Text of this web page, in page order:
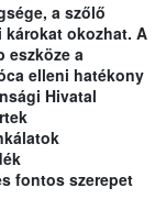
a szőlő
károkat okozhat. A
eszköze a
elleni hatékony
Hivatal
fontos szerepet